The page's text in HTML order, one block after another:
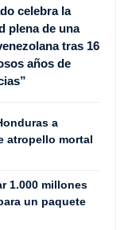
celebra la
plena de una
tras 16
años de
a
atropello mortal
1.000 millones
un paquete